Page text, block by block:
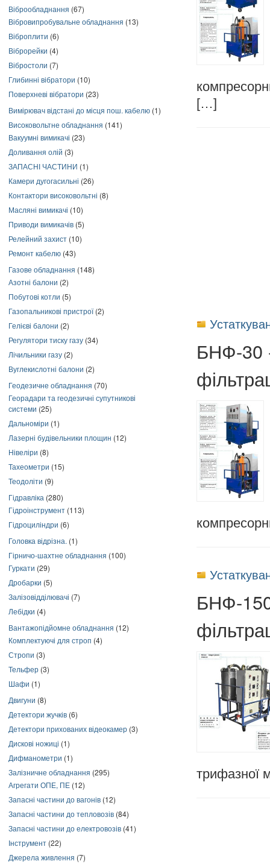
Віброобладнання (67)
Вібровипробувальне обладнання (13)
Віброплити (6)
Віброрейки (4)
Вібростоли (7)
Глибинні вібратори (10)
Поверхневі вібратори (23)
Вимірювач відстані до місця пош. кабелю (1)
Високовольтне обладнання (141)
Вакуумні вимикачі (23)
Доливання олій (3)
ЗАПАСНІ ЧАСТИНИ (1)
Камери дугогасильні (26)
Контактори високовольтні (8)
Масляні вимикачі (10)
Приводи вимикачів (5)
Релейний захист (10)
Ремонт кабелю (43)
Газове обладнання (148)
Азотні балони (2)
Побутові котли (5)
Газопальникові пристрої(2)
Гелієві балони (2)
Регулятори тиску газу (34)
Лічильники газу (2)
Вуглекислотні балони (2)
Геодезичне обладнання (70)
Георадари та геодезичні супутникові
системи (25)
Дальноміри (1)
Лазерні будівельники площин (12)
Нівеліри (8)
Тахеометри (15)
Теодоліти (9)
Гідравліка (280)
Гідроінструмент (113)
Гідроциліндри (6)
Головка відрізна. (1)
Гірничо-шахтне обладнання (100)
Гуркати (29)
Дробарки (5)
Залізовідділювачі (7)
Лебідки (4)
Вантажопідйомне обладнання (12)
Комплектуючі для строп (4)
Стропи (3)
Тельфер (3)
Шафи (1)
Двигуни (8)
Детектори жучків (6)
Детектори прихованих відеокамер (3)
Дискові ножиці (1)
Дифманометри (1)
Залізничне обладнання (295)
Агрегати ОПЕ, ПЕ (12)
Запасні частини до вагонів (12)
Запасні частини до тепловозів (84)
Запасні частини до електровозів (41)
Інструмент (22)
Джерела живлення (7)
[…]
БНФ-30
БНФ-
трифазної